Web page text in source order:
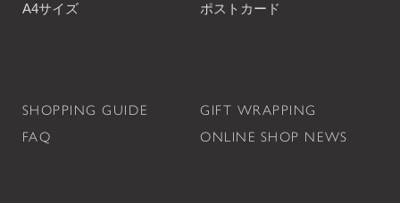
A4サイズ
ポストカード
SHOPPING GUIDE
GIFT WRAPPING
FAQ
ONLINE SHOP NEWS